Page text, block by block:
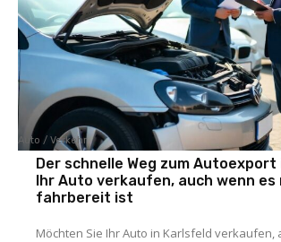
Auto / Verkehr
Der schnelle Weg zum
Ihr Auto verkaufen, auch wenn es
fahrbereit ist
Möchten Sie Ihr Auto in Karlsfeld verkaufen,